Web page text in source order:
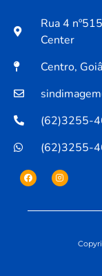
Rua 4
Center
Centro,
(62)3255-
(62)3255-